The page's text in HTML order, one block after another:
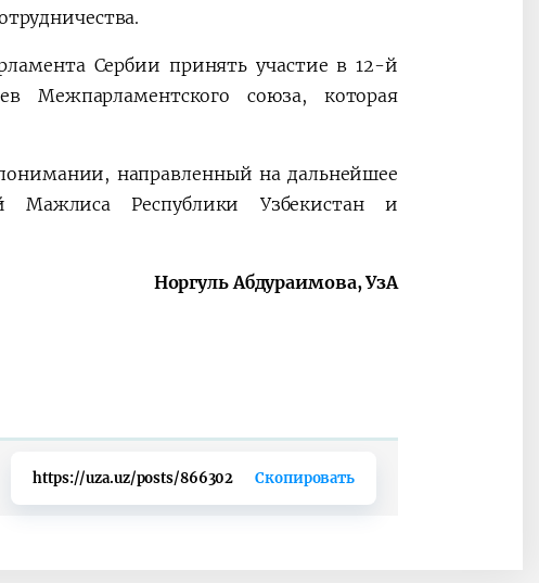
Сербии принять участие в 12-й
Межпарламентского союза, которая
направленный на дальнейшее
Мажлиса Республики Узбекистан и
Норгуль Абдураимова, УзА
https://uza.uz/posts/866302 Скопировать